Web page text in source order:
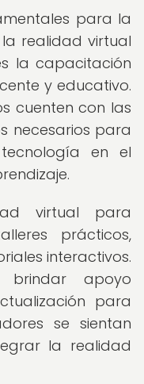
para la
realidad virtual
la capacitación
y educativo.
cuenten con las
necesarios para
en el
virtual para
prácticos,
interactivos.
brindar apoyo
para
se sientan
la realidad